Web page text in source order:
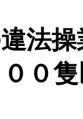
法
０隻